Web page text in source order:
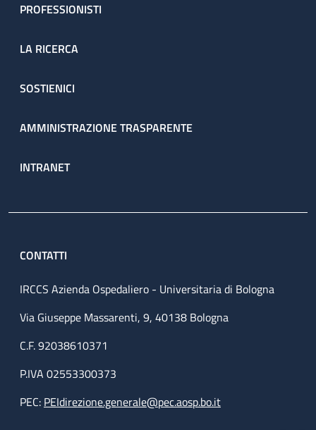
PROFESSIONISTI
LA RICERCA
SOSTIENICI
AMMINISTRAZIONE TRASPARENTE
INTRANET
CONTATTI
IRCCS Azienda Ospedaliero - Universitaria di Bologna
Via Giuseppe Massarenti, 9, 40138 Bologna
C.F. 92038610371
P.IVA 02553300373
PEC: PEIdirezione.generale@pec.aosp.bo.it